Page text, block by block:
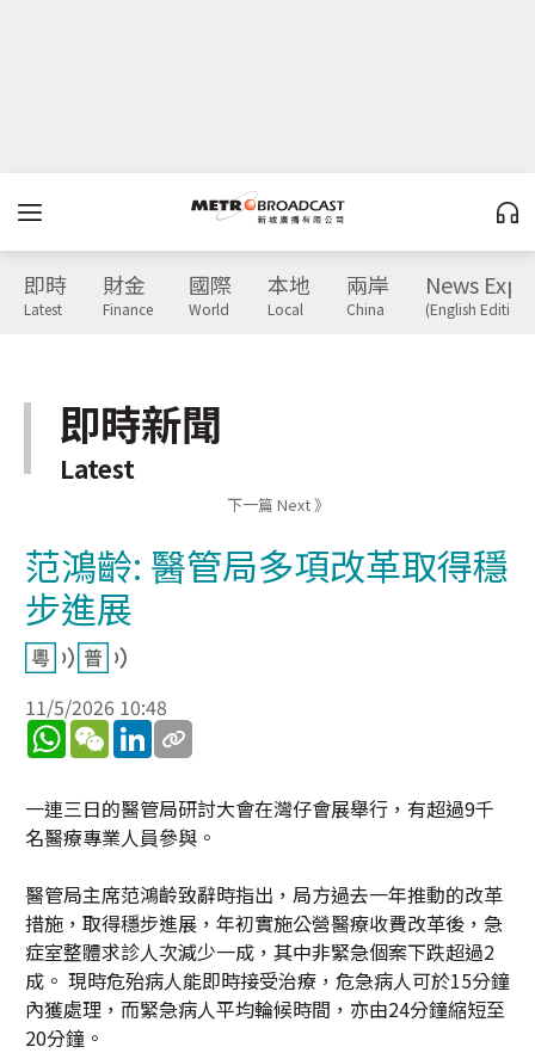
即時
Latest
財金
Finance
國際
World
本地
Local
兩岸
China
News
(English Edition)
即時新聞
Latest
下一篇 Next 》
范鴻齡: 醫管局多項改革取得穩
步進展
11/5/2026 10:48
WhatsApp
WeChatLinkedIn
一連三日的醫管局研討大會在灣仔會展舉行，有超過9千
名醫療專業人員參與。
醫管局主席范鴻齡致辭時指出，局方過去一年推動的改革
措施，取得穩步進展，年初實施公營醫療收費改革後，急
症室整體求診人次減少一成，其中非緊急個案下跌超過2
成。 現時危殆病人能即時接受治療，危急病人可於15分鐘
內獲處理，而緊急病人平均輪候時間，亦由24分鐘縮短至
20分鐘。